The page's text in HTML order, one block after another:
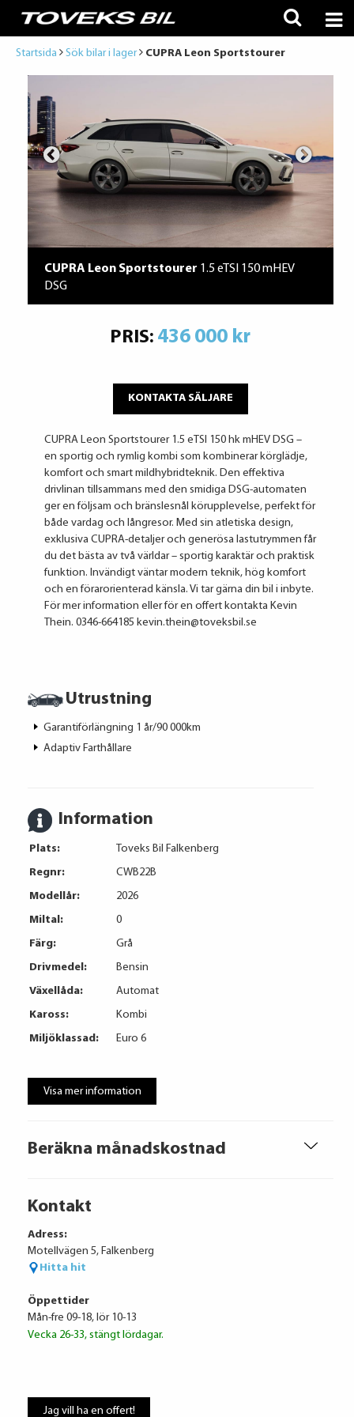
Startsida Sök bilar i lager CUPRA Leon Sportstourer
CUPRA Leon Sportstourer 1.5 eTSI 150 mHEV
DSG
PRIS: 436 000 kr
KONTAKTA SÄLJARE
CUPRA Leon Sportstourer 1.5 eTSI 150 hk mHEV DSG –
en sportig och rymlig kombi som kombinerar körglädje,
komfort och smart mildhybridteknik. Den effektiva
drivlinan tillsammans med den smidiga DSG-automaten
ger en följsam och bränslesnål körupplevelse, perfekt för
både vardag och långresor. Med sin atletiska design,
exklusiva CUPRA-detaljer och generösa lastutrymmen får
du det bästa av två världar – sportig karaktär och praktisk
funktion. Invändigt väntar modern teknik, hög komfort
och en förarorienterad känsla. Vi tar gärna din bil i inbyte.
För mer information eller för en offert kontakta Kevin
Thein. 0346-664185 kevin.thein@toveksbil.se
Utrustning
Garantiförlängning 1 år/90 000km
Adaptiv Farthållare
Beräkna månadskostnad
Information
Plats:
Toveks Bil Falkenberg
Regnr:
CWB22B
Modellår:
2026
Miltal:
0
Färg:
Grå
Drivmedel:
Bensin
Växellåda:
Automat
Kaross:
Kombi
Miljöklassad:
Euro 6
Visa mer information
Kontakt
Adress:
Motellvägen 5, Falkenberg
Hitta hit
Öppettider
Mån-fre 09-18, lör 10-13
Vecka 26-33, stängt lördagar.
Jag vill ha en offert!